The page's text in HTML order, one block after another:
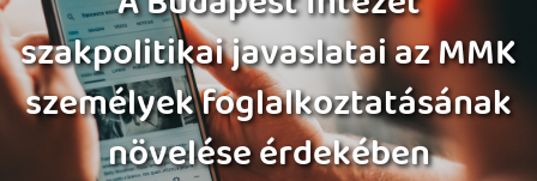
szakpolitikai javaslatai az MMK
személyek foglalkoztatásának
növelése érdekében